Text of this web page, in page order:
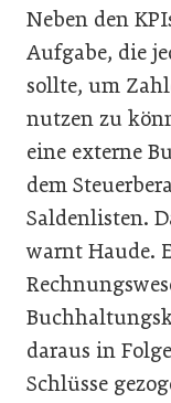
Neben den
Aufgabe, die
sollte, um
nutzen zu
eine externe
dem
Saldenlisten.
warnt Haude.
daraus in
Schlüsse